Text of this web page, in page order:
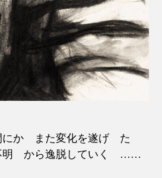
にか また変化を遂げ た
明 から逸脱していく ……